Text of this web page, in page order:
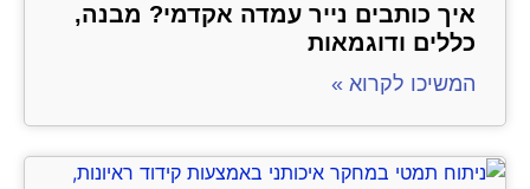
איך כותבים נייר עמדה אקדמי? מבנה,
כללים ודוגמאות
המשיכו לקרוא »